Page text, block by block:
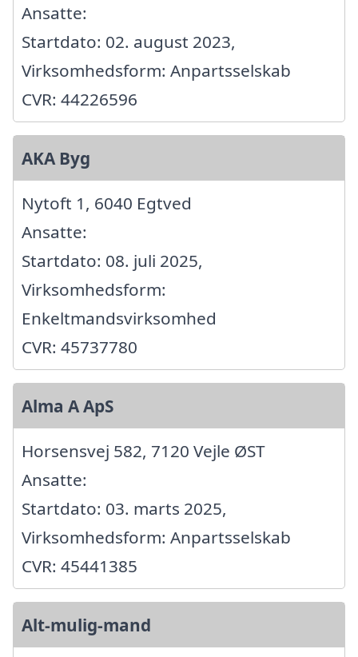
Ansatte:
Startdato: 02. august 2023,
Virksomhedsform: Anpartsselskab
CVR: 44226596
AKA Byg
Nytoft 1, 6040 Egtved
Ansatte:
Startdato: 08. juli 2025,
Virksomhedsform:
Enkeltmandsvirksomhed
CVR: 45737780
Alma A ApS
Horsensvej 582, 7120 Vejle ØST
Ansatte:
Startdato: 03. marts 2025,
Virksomhedsform: Anpartsselskab
CVR: 45441385
Alt-mulig-mand